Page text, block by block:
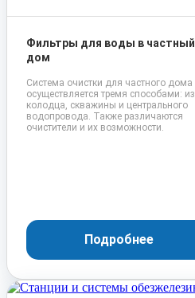
Фильтры для воды в частный
дом
Система очистки для частного дома
осуществляется тремя способами: из
колодца, скважины и центрального
водопровода. Также различаются
очистители и их возможности.
Подробнее